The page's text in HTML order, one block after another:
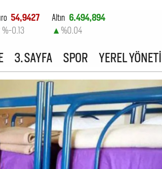
54,9427
%-0.13
Altın 6.494,894
▲ %0.04
3. SAYFA SPOR YEREL